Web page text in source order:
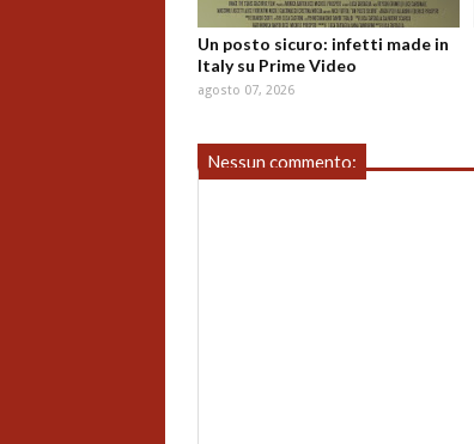
Un posto sicuro: infetti made in
Italy su Prime Video
agosto 07, 2026
Nessun commento: